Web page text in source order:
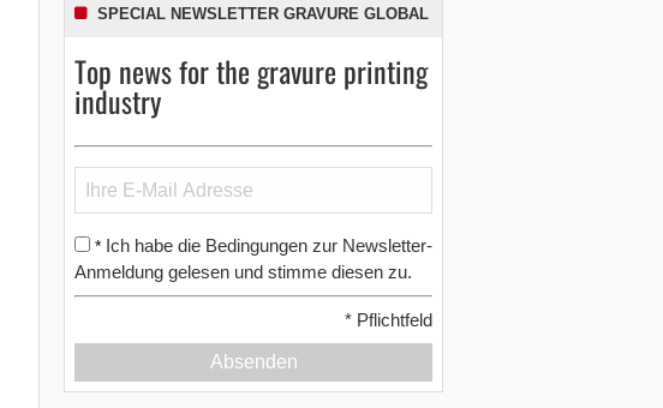
SPECIAL NEWSLETTER GRAVURE GLOBAL
Top news for the gravure printing
industry
* Ich habe die Bedingungen zur Newsletter-
Anmeldung gelesen und stimme diesen zu.
* Pflichtfeld
Absenden